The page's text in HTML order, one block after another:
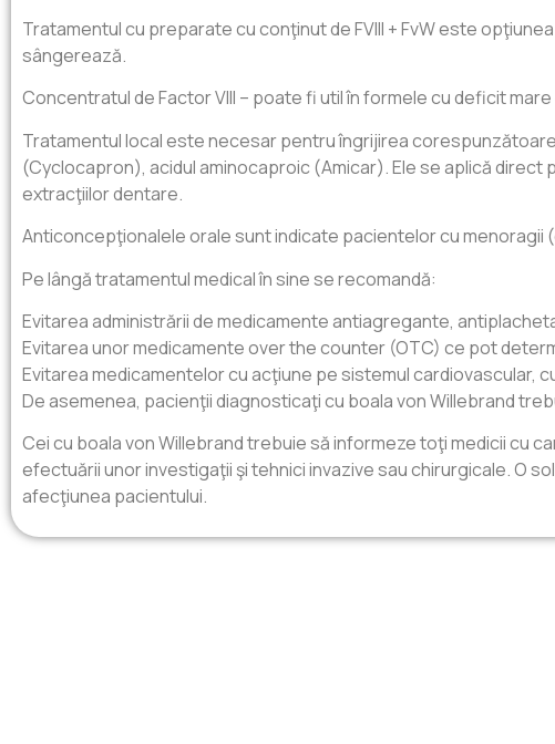
Tratamentul cu preparate cu conţinut de FVIII + FvW este
sângerează.
Concentratul de Factor VIII – poate fi util în formele cu deficit mare
Tratamentul local este necesar pentru îngrijirea
(Cyclocapron), acidul aminocaproic (Amicar). Ele se aplică
extracţiilor dentare.
Anticoncepţionalele orale sunt indicate pacientelor cu
Pe lângă tratamentul medical în sine se recomandă:
Evitarea administrării de medicamente antiagregante,
Evitarea unor medicamente over the counter (OTC) ce pot
Evitarea medicamentelor cu acţiune pe sistemul cardiovascular,
De asemenea, pacienţii diagnosticaţi cu boala von Willebrand
Cei cu boala von Willebrand trebuie să informeze toţi medicii cu
efectuării unor investigaţii şi tehnici invazive sau chirurgicale. O
afecţiunea pacientului.